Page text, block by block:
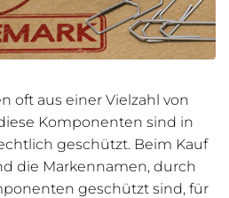
oft aus einer Vielzahl von
Komponenten sind in
geschützt. Beim Kauf
die Markennamen, durch
geschützt sind, für